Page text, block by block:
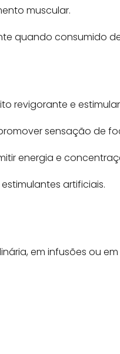
muscular.
quando consumido
revigorante e
sensação de
energia e
artificiais.
em infusões ou